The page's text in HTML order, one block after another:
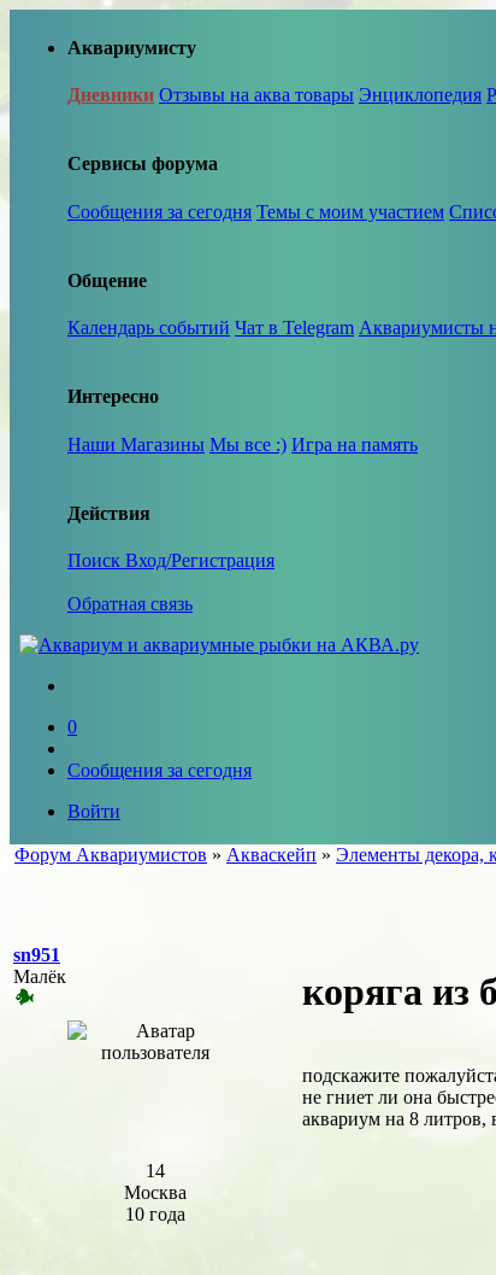
Аквариумисту
Дневники Отзывы на аква товары Энциклопедия
Сервисы форума
Сообщения за сегодня Темы с моим участием
Общение
Календарь событий Чат в Telegram Аквариумисты
Интересно
Наши Магазины Мы все :) Игра на память
Действия
Поиск Вход/Регистрация
Обратная связь
0
Сообщения за сегодня
Войти
Форум Аквариумистов » Акваскейп » Элементы декора,
sn951
Малёк
14
Москва
10 года
коряга из
подскажите
не гниет ли она
аквариум на 8 литров,